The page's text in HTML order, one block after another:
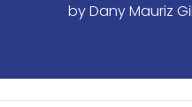
byDany Mauriz